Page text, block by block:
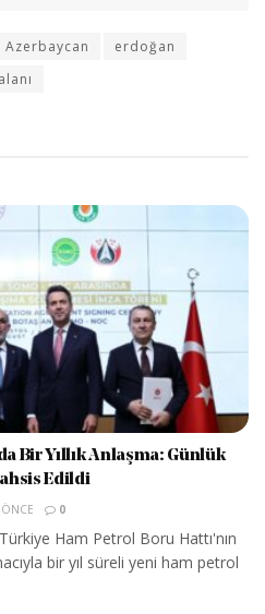
Azerbaycan
erdoğan
Bir Yıllık Anlaşma: Günlük
Edildi
0
Ham Petrol Boru Hattı'nın
bir yıl süreli yeni ham petrol